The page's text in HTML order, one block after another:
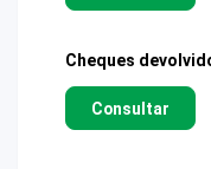
Cheques
Consultar